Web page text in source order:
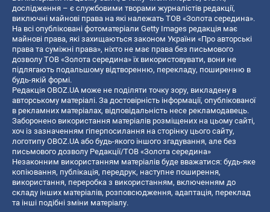
дослідження – є службовими творами журналістів редакції,
виключні майнові права на які належать ТОВ «Золота середина».
На всі опубліковані фотоматеріали Getty Images редакція має
майнові права, які захищаються законом України «Про авторські
права та суміжні права», ніхто не має права без письмового
дозволу ТОВ «Золота середина» їх використовувати, вони не
підлягають подальшому відтворенню, перекладу, поширенню в
будь-якій формі.
Редакція OBOZ.UA може не поділяти точку зору, викладену в
авторському матеріалі. За достовірність інформації, опублікованої
в рекламних матеріалах, відповідальність несе рекламодавець.
Заборонено використання матеріалів розміщених на цьому сайті,
хоч із зазначенням гіперпосилання на сторінку цього сайту,
логотипу OBOZ.UA або будь-якого іншого згадування, але без
письмового дозволу Редакції/ТОВ «Золота середина»
Незаконним використанням матеріалів буде вважатися: будь-яке
копiювання, публiкацiя, передрук, наступне поширення,
використання, переробка з використанням, включенням до
складу інших матеріалів, розповсюдження, адаптація, переклад
та інші подібні зміни матеріалу.